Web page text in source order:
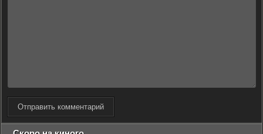
Отправить комментарий